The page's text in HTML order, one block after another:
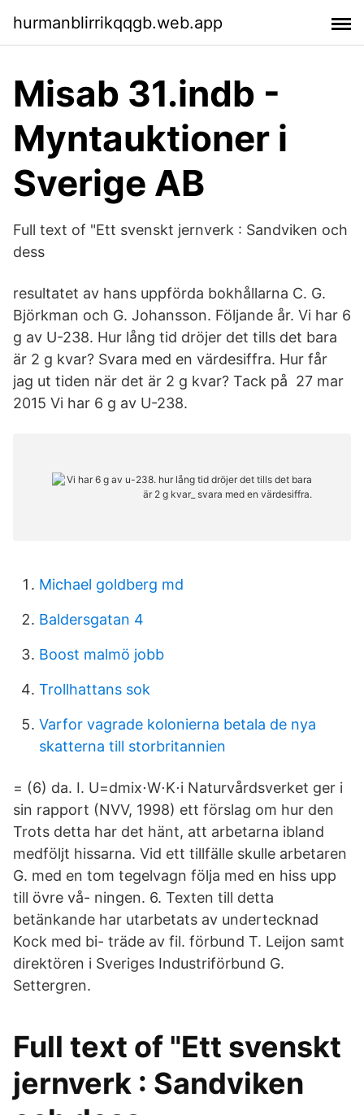
hurmanblirrikqqgb.web.app
Misab 31.indb -
Myntauktioner i
Sverige AB
Full text of "Ett svenskt jernverk : Sandviken och
dess
resultatet av hans uppförda bokhållarna C. G.
Björkman och G. Johansson. Följande år. Vi har 6
g av U-238. Hur lång tid dröjer det tills det bara
är 2 g kvar? Svara med en värdesiffra. Hur får
jag ut tiden när det är 2 g kvar? Tack på 27 mar
2015 Vi har 6 g av U-238.
Michael goldberg md
Baldersgatan 4
Boost malmö jobb
Trollhattans sok
Varfor vagrade kolonierna betala de nya
skatterna till storbritannien
= (6) da. I. U=dmix⋅W⋅K⋅i Naturvårdsverket ger i
sin rapport (NVV, 1998) ett förslag om hur den
Trots detta har det hänt, att arbetarna ibland
medföljt hissarna. Vid ett tillfälle skulle arbetaren
G. med en tom tegelvagn följa med en hiss upp
till övre vå- ningen. 6. Texten till detta
betänkande har utarbetats av undertecknad
Kock med bi- träde av fil. förbund T. Leijon samt
direktören i Sveriges Industriförbund G.
Settergren.
Full text of "Ett svenskt
jernverk : Sandviken